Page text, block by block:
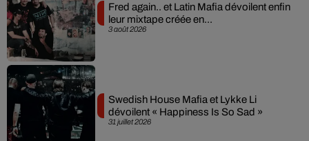
3 août 2026
Fred again.. et Latin Mafia dévoilent enfin
leur mixtape créée en...
31 juillet 2026
Swedish House Mafia et Lykke Li
dévoilent « Happiness Is So Sad »